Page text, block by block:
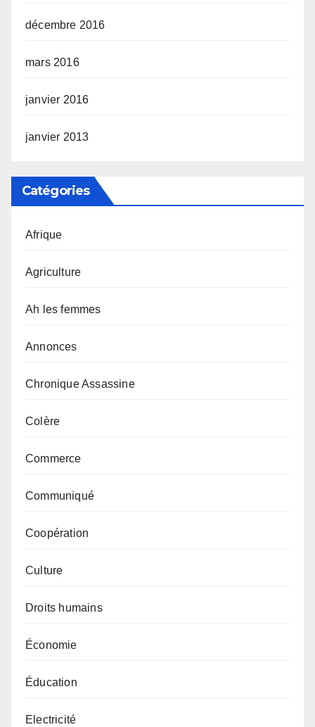
décembre 2016
mars 2016
janvier 2016
janvier 2013
Catégories
Afrique
Agriculture
Ah les femmes
Annonces
Chronique Assassine
Colère
Commerce
Communiqué
Coopération
Culture
Droits humains
Économie
Éducation
Electricité